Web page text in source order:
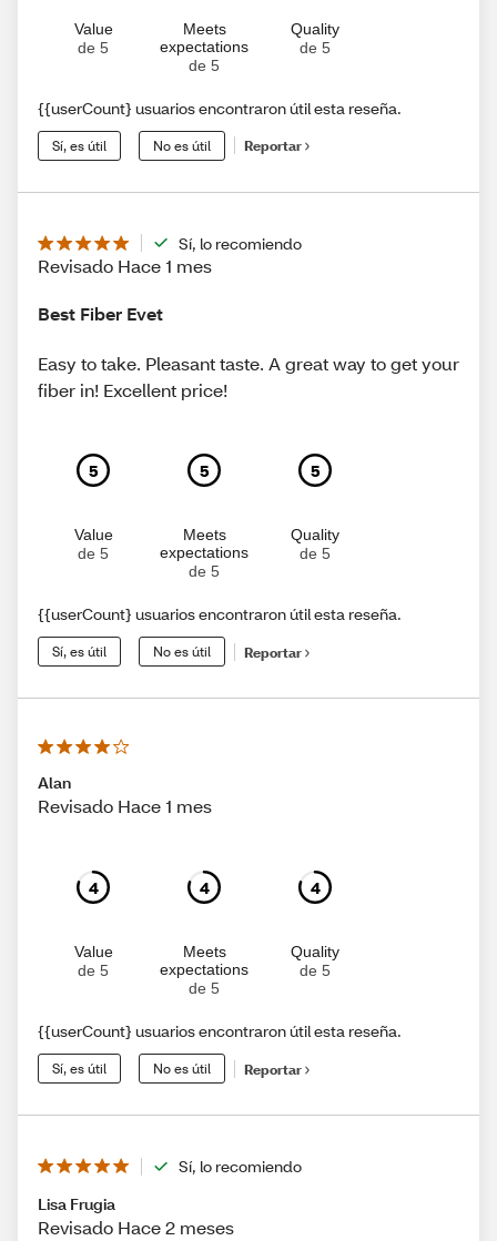
Value
de 5
Meets
expectations
de 5
Quality
de 5
{{userCount} usuarios encontraron útil esta reseña.
Sí, es útil No es útil Reportar
Sí, lo recomiendo
Revisado Hace 1 mes
Best Fiber Evet
Easy to take. Pleasant taste. A great way to get your
fiber in! Excellent price!
5
Value
de 5
5
Meets
expectations
de 5
5
Quality
de 5
{{userCount} usuarios encontraron útil esta reseña.
Sí, es útil No es útil Reportar
Alan
Revisado Hace 1 mes
4
Value
de 5
4
Meets
expectations
de 5
4
Quality
de 5
{{userCount} usuarios encontraron útil esta reseña.
Sí, es útil No es útil Reportar
Sí, lo recomiendo
Lisa Frugia
Revisado Hace 2 meses